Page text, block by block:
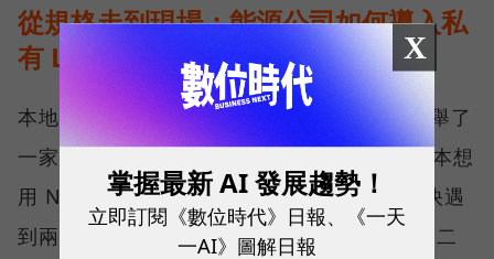
從規格走到現場：能源公司如何導入私
有 LLM？
本地 AI 實際落地部署會是什麼模樣？劉文義舉了
一家約 50 多人的能源公司為例。這家公司原本想
用 NAS 搭配雲端 AI 建置內部資料庫，但很快遇
到兩個瓶頸：一是員工查詢時明顯出現卡頓；二
X
掌握最新 AI 發展趨勢！
立即訂閱《數位時代》日報、《一天
一AI》圖解日報